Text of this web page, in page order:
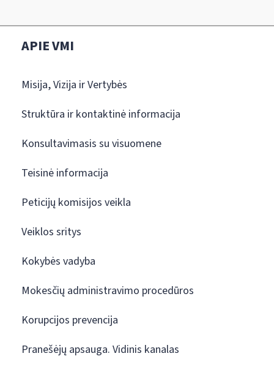
APIE VMI
Misija, Vizija ir Vertybės
Struktūra ir kontaktinė informacija
Konsultavimasis su visuomene
Teisinė informacija
Peticijų komisijos veikla
Veiklos sritys
Kokybės vadyba
Mokesčių administravimo procedūros
Korupcijos prevencija
Pranešėjų apsauga. Vidinis kanalas